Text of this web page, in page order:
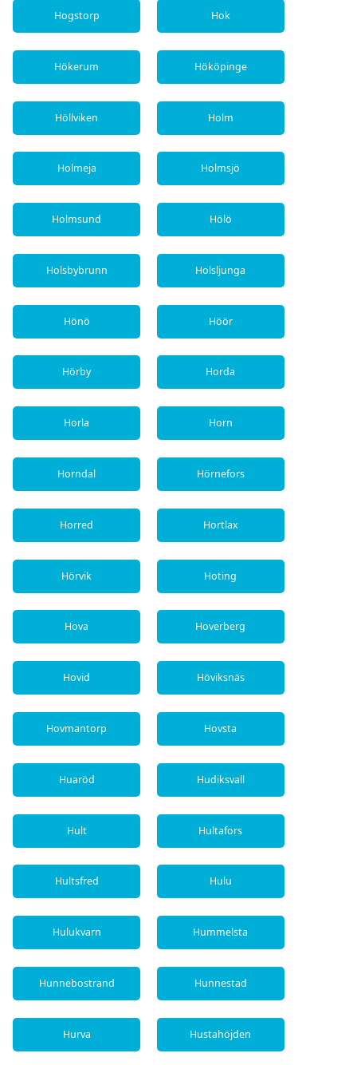
Hogstorp Hok
Hökerum Hököpinge
Höllviken Holm
Holmeja Holmsjö
Holmsund Hölö
Holsbybrunn Holsljunga
Hönö Höör
Hörby Horda
Horla Horn
Horndal Hörnefors
Horred Hortlax
Hörvik Hoting
Hova Hoverberg
Hovid Höviksnäs
Hovmantorp Hovsta
Huaröd Hudiksvall
Hult Hultafors
Hultsfred Hulu
Hulukvarn Hummelsta
Hunnebostrand Hunnestad
Hurva Hustahöjden